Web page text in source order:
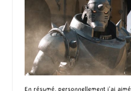
En résumé, personnellement j’ai aimé